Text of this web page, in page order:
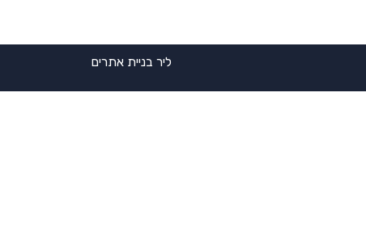
ליר בניית אתרים